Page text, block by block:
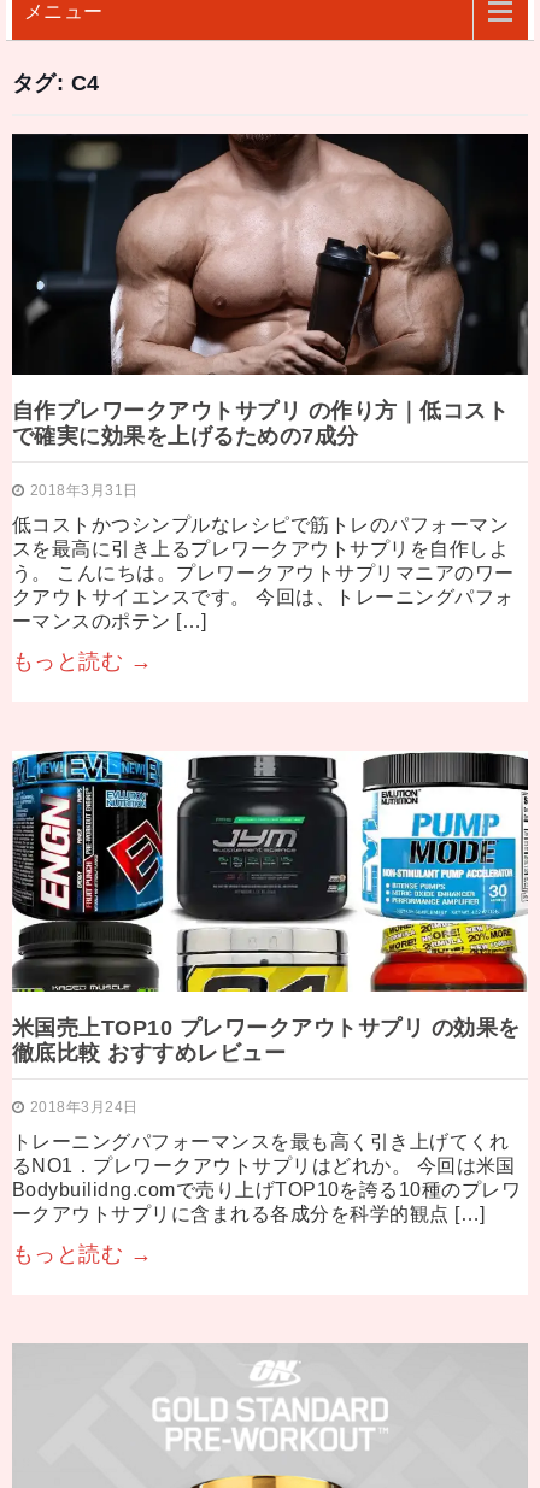
メニュー
タグ: C4
自作プレワークアウトサプリ の作り方｜低コスト
で確実に効果を上げるための7成分
2018年3月31日
低コストかつシンプルなレシピで筋トレのパフォーマン
スを最高に引き上るプレワークアウトサプリを自作しよ
う。 こんにちは。プレワークアウトサプリマニアのワー
クアウトサイエンスです。 今回は、トレーニングパフォ
ーマンスのポテン […]
もっと読む →
米国売上TOP10 プレワークアウトサプリ の効果を
徹底比較 おすすめレビュー
2018年3月24日
トレーニングパフォーマンスを最も高く引き上げてくれ
るNO1．プレワークアウトサプリはどれか。 今回は米国
Bodybuilidng.comで売り上げTOP10を誇る10種のプレワ
ークアウトサプリに含まれる各成分を科学的観点 […]
もっと読む →